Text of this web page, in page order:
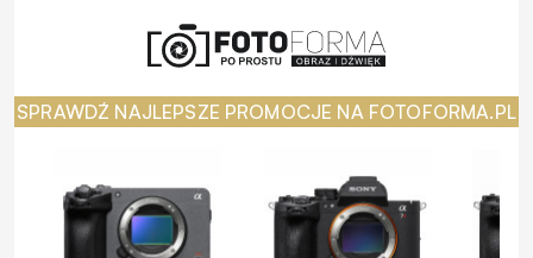
SPRAWDŹ NAJLEPSZE PROMOCJE NA FOTOFORMA.PL